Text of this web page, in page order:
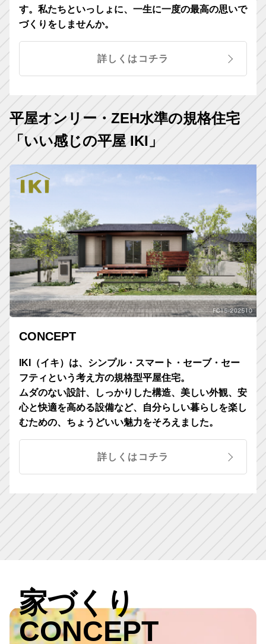
す。私たちといっしょに、一生に一度の最高の思いで
づくりをしませんか。
詳しくはコチラ
平屋オンリー・ZEH水準の規格住宅
「いい感じの平屋 IKI」
CONCEPT
IKI（イキ）は、シンプル・スマート・セーブ・セー
フティという考え方の規格型平屋住宅。
ムダのない設計、しっかりした構造、美しい外観、安
心と快適を高める設備など、自分らしい暮らしを楽し
むための、ちょうどいい魅力をそろえました。
詳しくはコチラ
家づくり
CONCEPT